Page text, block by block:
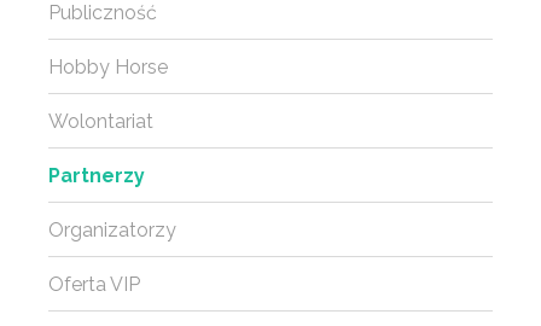
Publiczność
Hobby Horse
Wolontariat
Partnerzy
Organizatorzy
Oferta VIP